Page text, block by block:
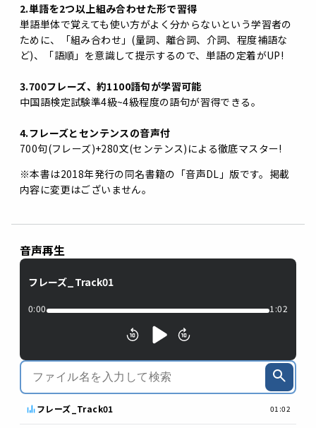
2.単語を2つ以上組み合わせた形で習得
単語単体で覚えても使い方がよく分からないという学習者の
ために、「組み合わせ」(量詞、離合詞、介詞、程度補語な
ど)、「語順」を意識して提示するので、単語の定着がUP!
3.700フレーズ、約1100語句が学習可能
中国語検定試験準4級~4級程度の語句が習得できる。
4.フレーズとセンテンスの音声付
700句(フレーズ)+280文(センテンス)による徹底マスター!
※本書は2018年発行の同名書籍の「音声DL」版です。掲載
内容に変更はございません。
音声再生
フレーズ_Track01
0:00 1:02
フレーズ_Track01 01:02